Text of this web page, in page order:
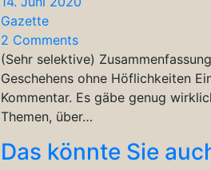
Gazette
2 Comments
(Sehr selektive)
Geschehens ohne Höflichkeiten
Kommentar. Es gäbe genug
Themen, über…
Das könnte Sie